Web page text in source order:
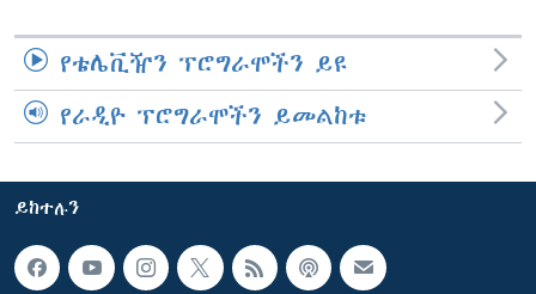
የቴሌቪዥን ፕሮግራሞችን ይዩ
የራዲዮ ፕሮግራሞችን ይመልከቱ
ይከተሉን